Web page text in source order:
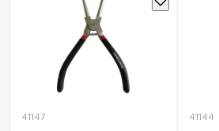
41147 41144